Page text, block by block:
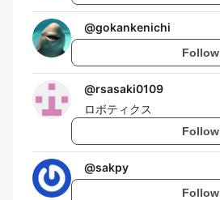
@gokankenichi
Follow
@rsasaki0109
ロボティクス
Follow
@sakpy
Follow